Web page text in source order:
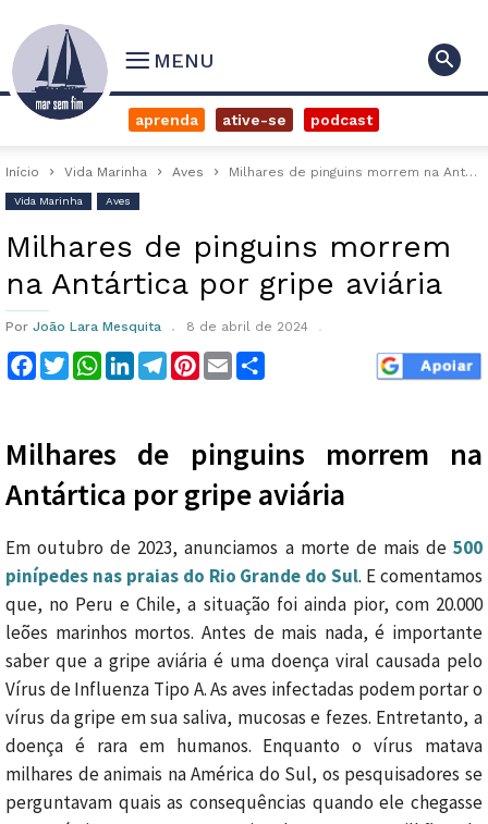
MENU
aprenda ative-se podcast
Início Vida Marinha Aves Milhares de pinguins morrem na Antártica por gripe aviária
Vida Marinha Aves
Milhares de pinguins morrem
na Antártica por gripe aviária
Por João Lara Mesquita 8 de abril de 2024
Facebook
TwitterWhatsApp
LinkedInTelegram
Pinterest
Email
Milhares de pinguins morrem na
Antártica por gripe aviária
Em outubro de 2023, anunciamos a morte de mais de 500
pinípedes nas praias do Rio Grande do Sul. E comentamos
que, no Peru e Chile, a situação foi ainda pior, com 20.000
leões marinhos mortos. Antes de mais nada, é importante
saber que a gripe aviária é uma doença viral causada pelo
Vírus de Influenza Tipo A. As aves infectadas podem portar o
vírus da gripe em sua saliva, mucosas e fezes. Entretanto, a
doença é rara em humanos. Enquanto o vírus matava
milhares de animais na América do Sul, os pesquisadores se
perguntavam quais as consequências quando ele chegasse